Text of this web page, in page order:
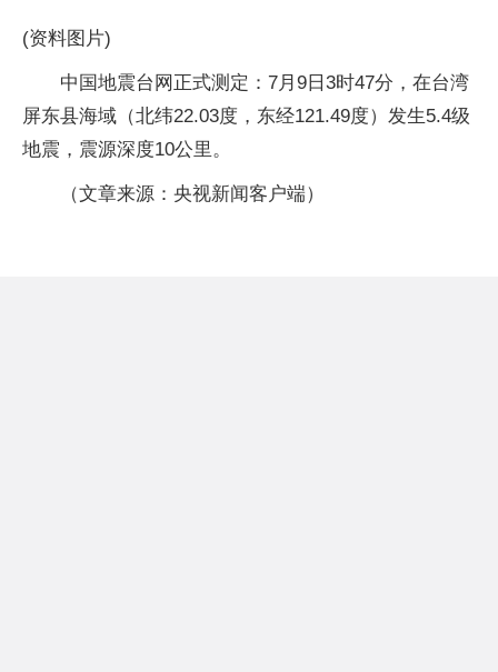
(资料图片)
中国地震台网正式测定：7月9日3时47分，在台湾
屏东县海域（北纬22.03度，东经121.49度）发生5.4级
地震，震源深度10公里。
（文章来源：央视新闻客户端）